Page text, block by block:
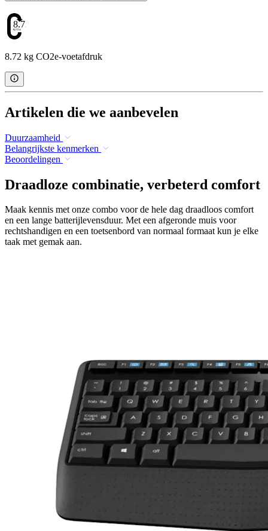
8.72
8.72 kg CO2e-voetafdruk
Artikelen die we aanbevelen
Duurzaamheid
Belangrijkste kenmerken
Beoordelingen
Draadloze combinatie, verbeterd comfort
Maak kennis met onze combo voor de hele dag draadloos comfort
en een lange batterijlevensduur. Met een afgeronde muis voor
rechtshandigen en een toetsenbord van normaal formaat kun je elke
taak met gemak aan.